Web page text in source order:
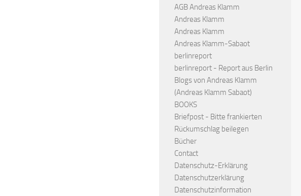
AGB Andreas Klamm
Andreas Klamm
Andreas Klamm
Andreas Klamm-Sabaot
berlinreport
berlinreport - Report aus Berlin
Blogs von Andreas Klamm
(Andreas Klamm Sabaot)
BOOKS
Briefpost - Bitte frankierten
Rückumschlag beilegen
Bücher
Contact
Datenschutz-Erklärung
Datenschutzerklärung
Datenschutzinformation